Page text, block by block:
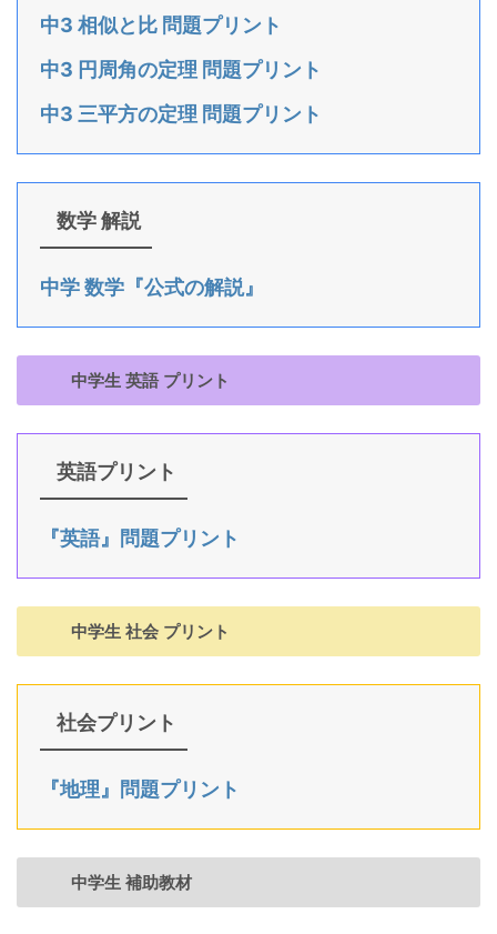
中3 相似と比 問題プリント
中3 円周角の定理 問題プリント
中3 三平方の定理 問題プリント
数学 解説
中学 数学『公式の解説』
中学生 英語 プリント
英語プリント
『英語』問題プリント
中学生 社会 プリント
社会プリント
『地理』問題プリント
中学生 補助教材